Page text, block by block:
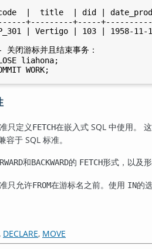
|  title  | did |
+---------+-----
| Vertigo | 103 | 1958-
关闭游标并且结束事务：
liahona;
只定义FETCH在嵌入式 SQL 中使用。
容于 SQL 标准。
和BACKWARD的 FETCH形式，以及
只允许FROM在游标名之前。使用 IN的
DECLARE, MOVE